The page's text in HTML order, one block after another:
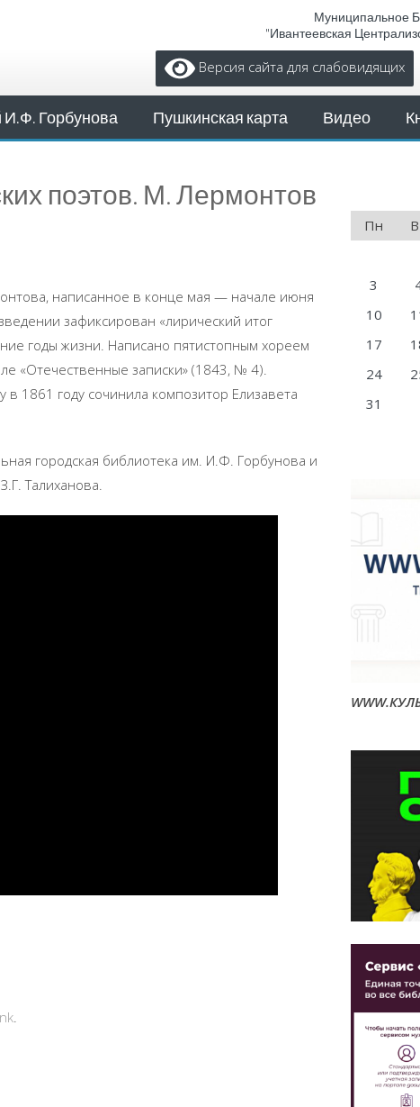
Муниципальное
"Ивантеевская
Версия сайта для слабовидящих
И.Ф. Горбунова Пушкинская карта Видео
поэтов. М. Лермонтов
написанное в конце мая — начале июня
зафиксирован «лирический итог
годы жизни. Написано пятистопным хореем
«Отечественные записки» (1843, № 4).
в 1861 году сочинила композитор Елизавета
городская библиотека им. И.Ф. Горбунова и
Талиханова.
.
Пн
3
10
17
24
31